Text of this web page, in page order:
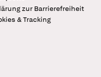
zur Barrierefreiheit
& Tracking